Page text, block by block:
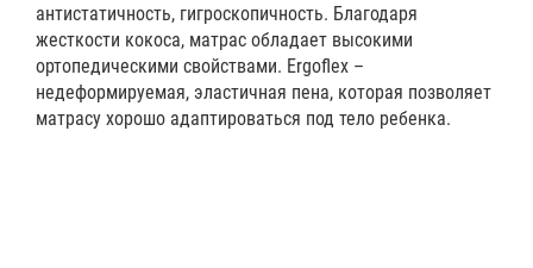
антистатичность, гигроскопичность. Благодаря
жесткости кокоса, матрас обладает высокими
ортопедическими свойствами. Ergoflex –
недеформируемая, эластичная пена, которая позволяет
матрасу хорошо адаптироваться под тело ребенка.